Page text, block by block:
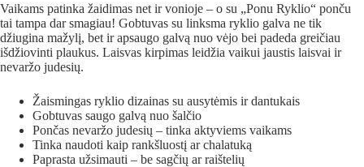
Vaikams patinka žaidimas net ir vonioje – o su „Ponu Ryklio“ ponču
tai tampa dar smagiau! Gobtuvas su linksma ryklio galva ne tik
džiugina mažylį, bet ir apsaugo galvą nuo vėjo bei padeda greičiau
išdžiovinti plaukus. Laisvas kirpimas leidžia vaikui jaustis laisvai ir
nevaržo judesių.
Žaismingas ryklio dizainas su ausytėmis ir dantukais
Gobtuvas saugo galvą nuo šalčio
Pončas nevaržo judesių – tinka aktyviems vaikams
Tinka naudoti kaip rankšluostį ar chalatuką
Paprasta užsimauti – be sagčių ar raištelių